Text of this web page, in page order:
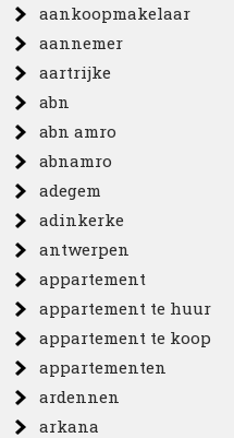
aankoopmakelaar
aannemer
aartrijke
abn
abn amro
abnamro
adegem
adinkerke
antwerpen
appartement
appartement te huur
appartement te koop
appartementen
ardennen
arkana